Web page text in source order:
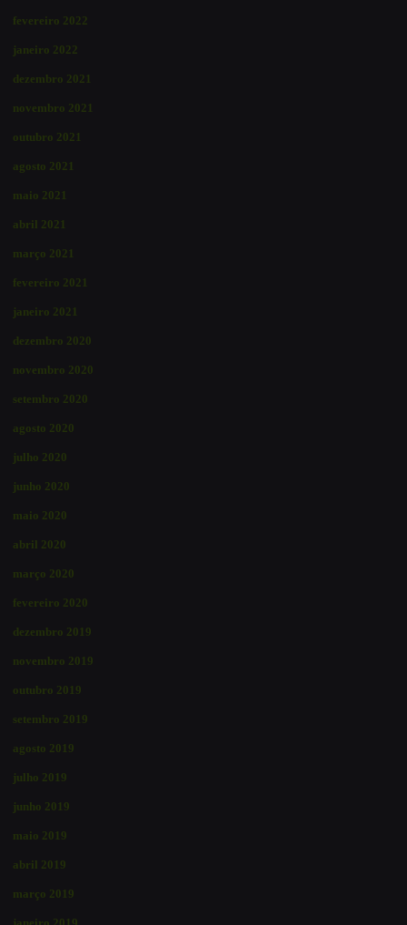
fevereiro 2022
janeiro 2022
dezembro 2021
novembro 2021
outubro 2021
agosto 2021
maio 2021
abril 2021
março 2021
fevereiro 2021
janeiro 2021
dezembro 2020
novembro 2020
setembro 2020
agosto 2020
julho 2020
junho 2020
maio 2020
abril 2020
março 2020
fevereiro 2020
dezembro 2019
novembro 2019
outubro 2019
setembro 2019
agosto 2019
julho 2019
junho 2019
maio 2019
abril 2019
março 2019